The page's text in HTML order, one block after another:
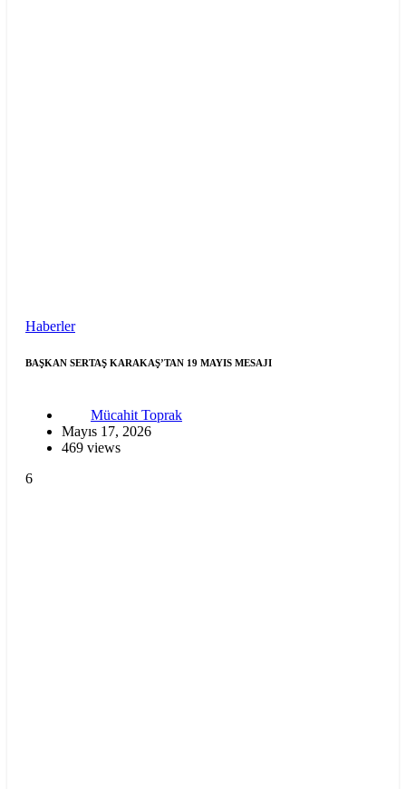
Haberler
BAŞKAN SERTAŞ KARAKAŞ’TAN 19 MAYIS MESAJI
Mücahit Toprak
Mayıs 17, 2026
469 views
6